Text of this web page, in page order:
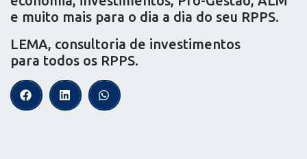
e muito mais para o dia a dia do seu RPPS.
LEMA, consultoria de investimentos
para todos os RPPS.